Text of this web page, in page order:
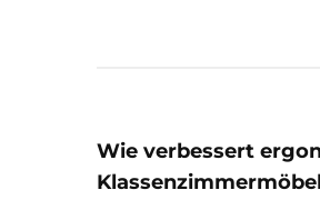
Wie verbessert